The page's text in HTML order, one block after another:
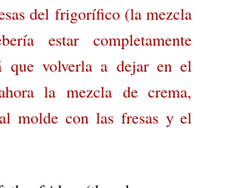
del frigorífico (la mezcla
estar completamente
que volverla a dejar en el
la mezcla de crema,
molde con las fresas y el